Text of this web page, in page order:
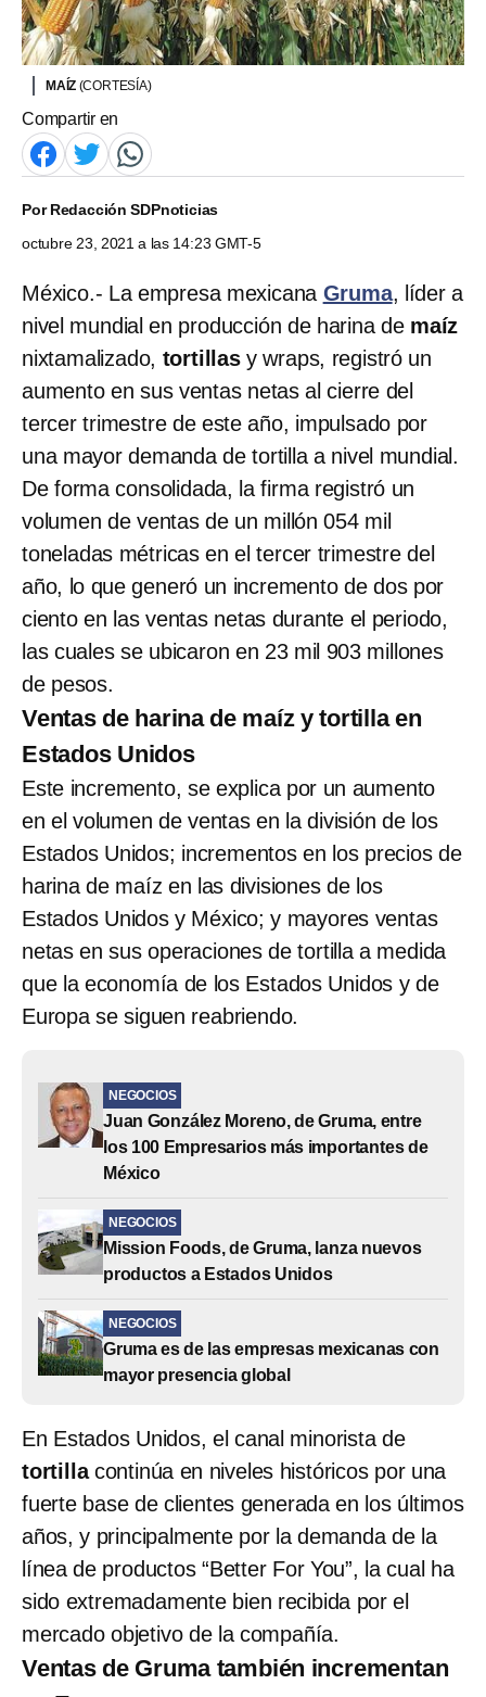
MAÍZ (CORTESÍA)
Compartir en
PorRedacción SDPnoticias
octubre 23, 2021 a las 14:23 GMT-5
México.- La empresa mexicana Gruma, líder a
nivel mundial en producción de harina de maíz
nixtamalizado, tortillasy wraps, registró un
aumento en sus ventas netas al cierre del
tercer trimestre de este año, impulsado por
una mayor demanda de tortilla a nivel mundial.
De forma consolidada, la firma registró un
volumen de ventas de un millón 054 mil
toneladas métricas en el tercer trimestre del
año, lo que generó un incremento de dos por
ciento en las ventas netas durante el periodo,
las cuales se ubicaron en 23 mil 903 millones
de pesos.
Ventas de harina de maíz y tortilla en
Estados Unidos
Este incremento, se explica por un aumento
en el volumen de ventas en la división de los
Estados Unidos; incrementos en los precios de
harina de maíz en las divisiones de los
Estados Unidos y México; y mayores ventas
netas en sus operaciones de tortilla a medida
que la economía de los Estados Unidos y de
Europa se siguen reabriendo.
NEGOCIOS
Juan González Moreno, de Gruma, entre
los 100 Empresarios más importantes de
México
NEGOCIOS
Mission Foods, de Gruma, lanza nuevos
productos a Estados Unidos
NEGOCIOS
Gruma es de las empresas mexicanas con
mayor presencia global
En Estados Unidos, el canal minorista de
tortillacontinúa en niveles históricos por una
fuerte base de clientes generada en los últimos
años, y principalmente por la demanda de la
línea de productos “Better For You”, la cual ha
sido extremadamente bien recibida por el
mercado objetivo de la compañía.
Ventas de Gruma también incrementan